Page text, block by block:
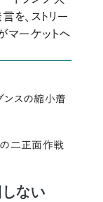
、ストリー
マーケットへ
ンスの縮小着
の二正面作戦
ない